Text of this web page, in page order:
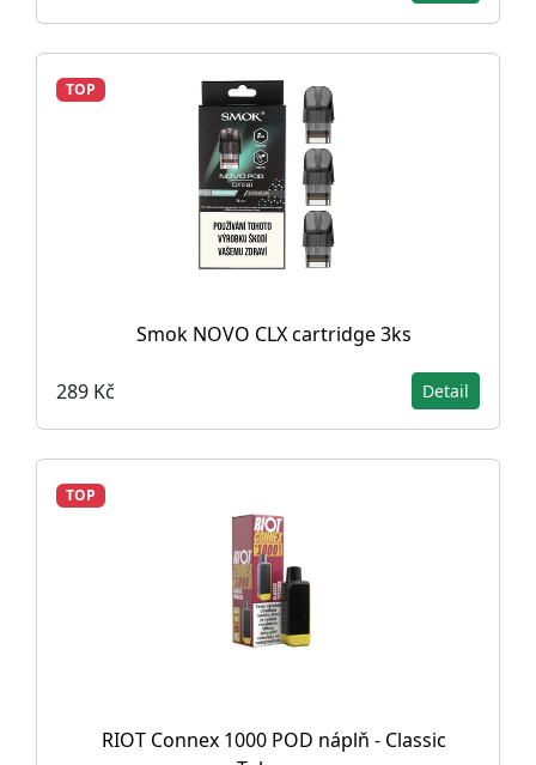
TOP
Smok NOVO CLX cartridge 3ks
289 Kč Detail
TOP
RIOT Connex 1000 POD náplň - Classic